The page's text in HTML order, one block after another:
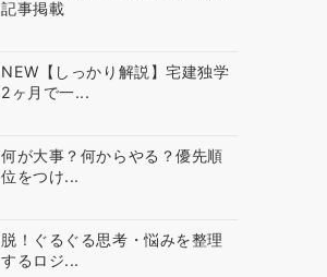
記事掲載
NEW【しっかり解説】宅建独学
2ヶ月で一...
何が大事？何からやる？優先順
位をつけ...
脱！ぐるぐる思考・悩みを整理
するロジ...